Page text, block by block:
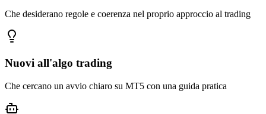
Che desiderano regole e coerenza nel proprio approccio al trading
Nuovi all'algo trading
Che cercano un avvio chiaro su MT5 con una guida pratica